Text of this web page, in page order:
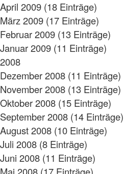
April 2009 (18 Einträge)
März 2009 (17 Einträge)
Februar 2009 (13 Einträge)
Januar 2009 (11 Einträge)
2008
Dezember 2008 (11 Einträge)
November 2008 (13 Einträge)
Oktober 2008 (15 Einträge)
September 2008 (14 Einträge)
August 2008 (10 Einträge)
Juli 2008 (8 Einträge)
Juni 2008 (11 Einträge)
Mai 2008 (17 Einträge)